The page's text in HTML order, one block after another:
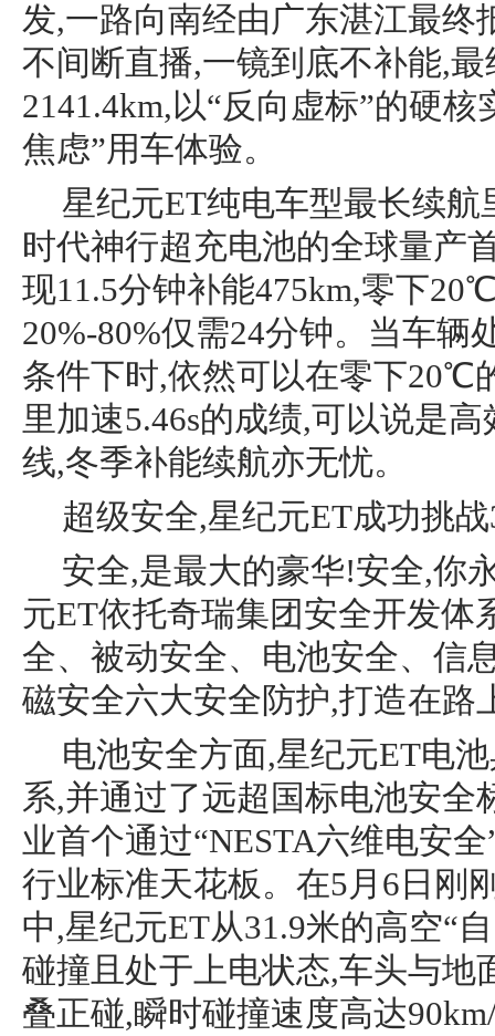
发,一路向南经由广东湛江最终
不间断直播,一镜到底不补能,
2141.4km,以“反向虚标”的硬
焦虑”用车体验。
星纪元ET纯电车型最长续航
时代神行超充电池的全球量产
现11.5分钟补能475km,零下
20%-80%仅需24分钟。当车辆
条件下时,依然可以在零下20℃
里加速5.46s的成绩,可以说是
线,冬季补能续航亦无忧。
超级安全,星纪元ET成功挑
安全,是最大的豪华!安全,你
元ET依托奇瑞集团安全开发体
全、被动安全、电池安全、信
磁安全六大安全防护,打造在路
电池安全方面,星纪元ET电
系,并通过了远超国标电池安全
业首个通过“NESTA六维电安
行业标准天花板。在5月6日刚
中,星纪元ET从31.9米的高空“
碰撞且处于上电状态,车头与地
叠正碰,瞬时碰撞速度高达